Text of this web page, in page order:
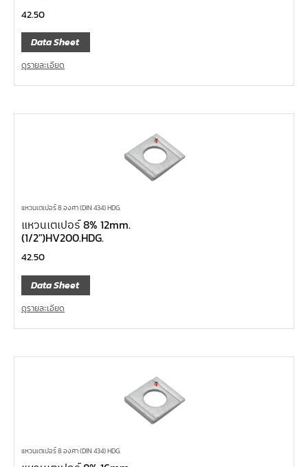
42.50
Data Sheet
ดูรายละเอียด
แหวนเตเปอร์ 8 องศา (DIN 434) HDG.
แหวนเตเปอร์ 8% 12mm.
(1/2″)HV200.HDG.
42.50
Data Sheet
ดูรายละเอียด
แหวนเตเปอร์ 8 องศา (DIN 434) HDG.